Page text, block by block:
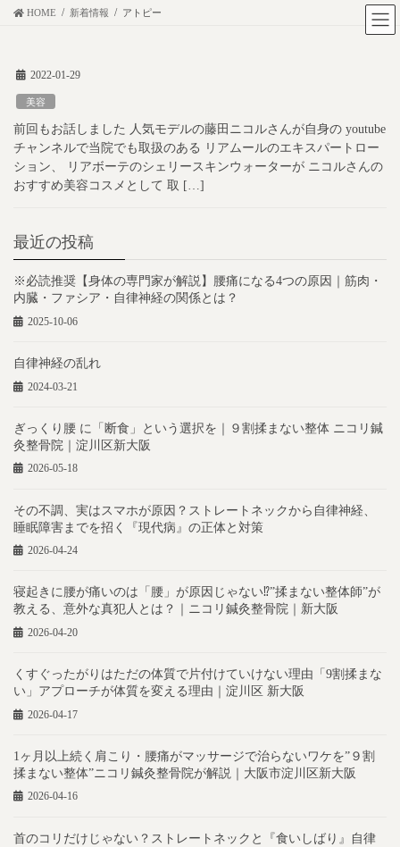
HOME 新着情報 アトピー
2022-01-29
美容
前回もお話しました 人気モデルの藤田ニコルさんが自身の youtube
チャンネルで当院でも取扱のある リアムールのエキスパートロー
ション、 リアボーテのシェリースキンウォーターが ニコルさんの
おすすめ美容コスメとして 取 […]
最近の投稿
※必読推奨【身体の専門家が解説】腰痛になる4つの原因｜筋肉・
内臓・ファシア・自律神経の関係とは？
2025-10-06
自律神経の乱れ
2024-03-21
ぎっくり腰 に「断食」という選択を｜９割揉まない整体 ニコリ鍼
灸整骨院｜淀川区新大阪
2026-05-18
その不調、実はスマホが原因？ストレートネックから自律神経、
睡眠障害までを招く『現代病』の正体と対策
2026-04-24
寝起きに腰が痛いのは「腰」が原因じゃない⁉︎”揉まない整体師”が
教える、意外な真犯人とは？｜ニコリ鍼灸整骨院｜新大阪
2026-04-20
くすぐったがりはただの体質で片付けていけない理由「9割揉まな
い」アプローチが体質を変える理由｜淀川区 新大阪
2026-04-17
1ヶ月以上続く肩こり・腰痛がマッサージで治らないワケを”９割
揉まない整体”ニコリ鍼灸整骨院が解説｜大阪市淀川区新大阪
2026-04-16
首のコリだけじゃない？ストレートネックと『食いしばり』自律